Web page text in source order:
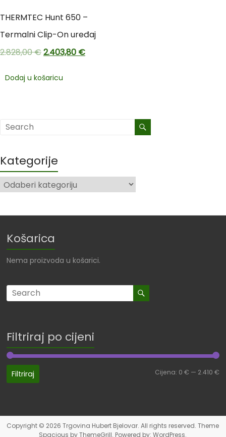
THERMTEC Hunt 650 –
Termalni Clip-On uređaj
2.828,00€2.403,80 €
Dodaj u košaricu
Kategorije
Košarica
Nema proizvoda u košarici.
Filtriraj po cijeni
Filtriraj Cijena: 0 € — 2.410 €
Copyright © 2026Trgovina Hubert Bjelovar. All rights reserved. Theme
Spacious by ThemeGrill. Powered by:WordPress.